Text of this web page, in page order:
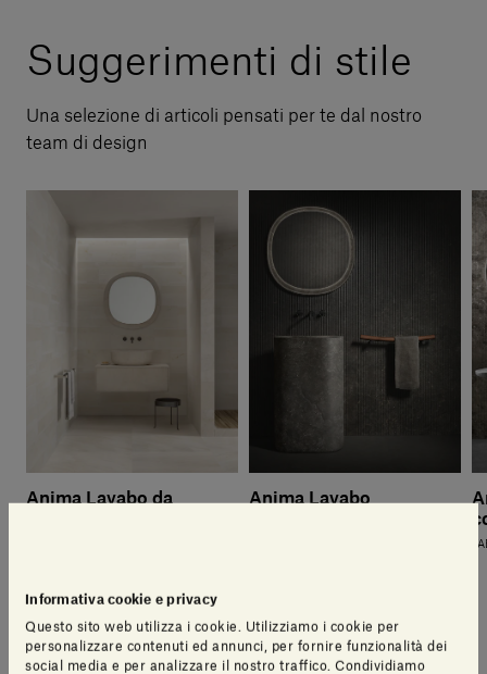
Informativa cookie e privacy
Questo sito web utilizza i cookie. Utilizziamo i cookie per
personalizzare contenuti ed annunci, per fornire funzionalità dei
social media e per analizzare il nostro traffico. Condividiamo
Suggerimenti di stile
Una selezione di articoli pensati per te dal nostro
team di design
Anima Lavabo da
Anima Lavabo
Storie